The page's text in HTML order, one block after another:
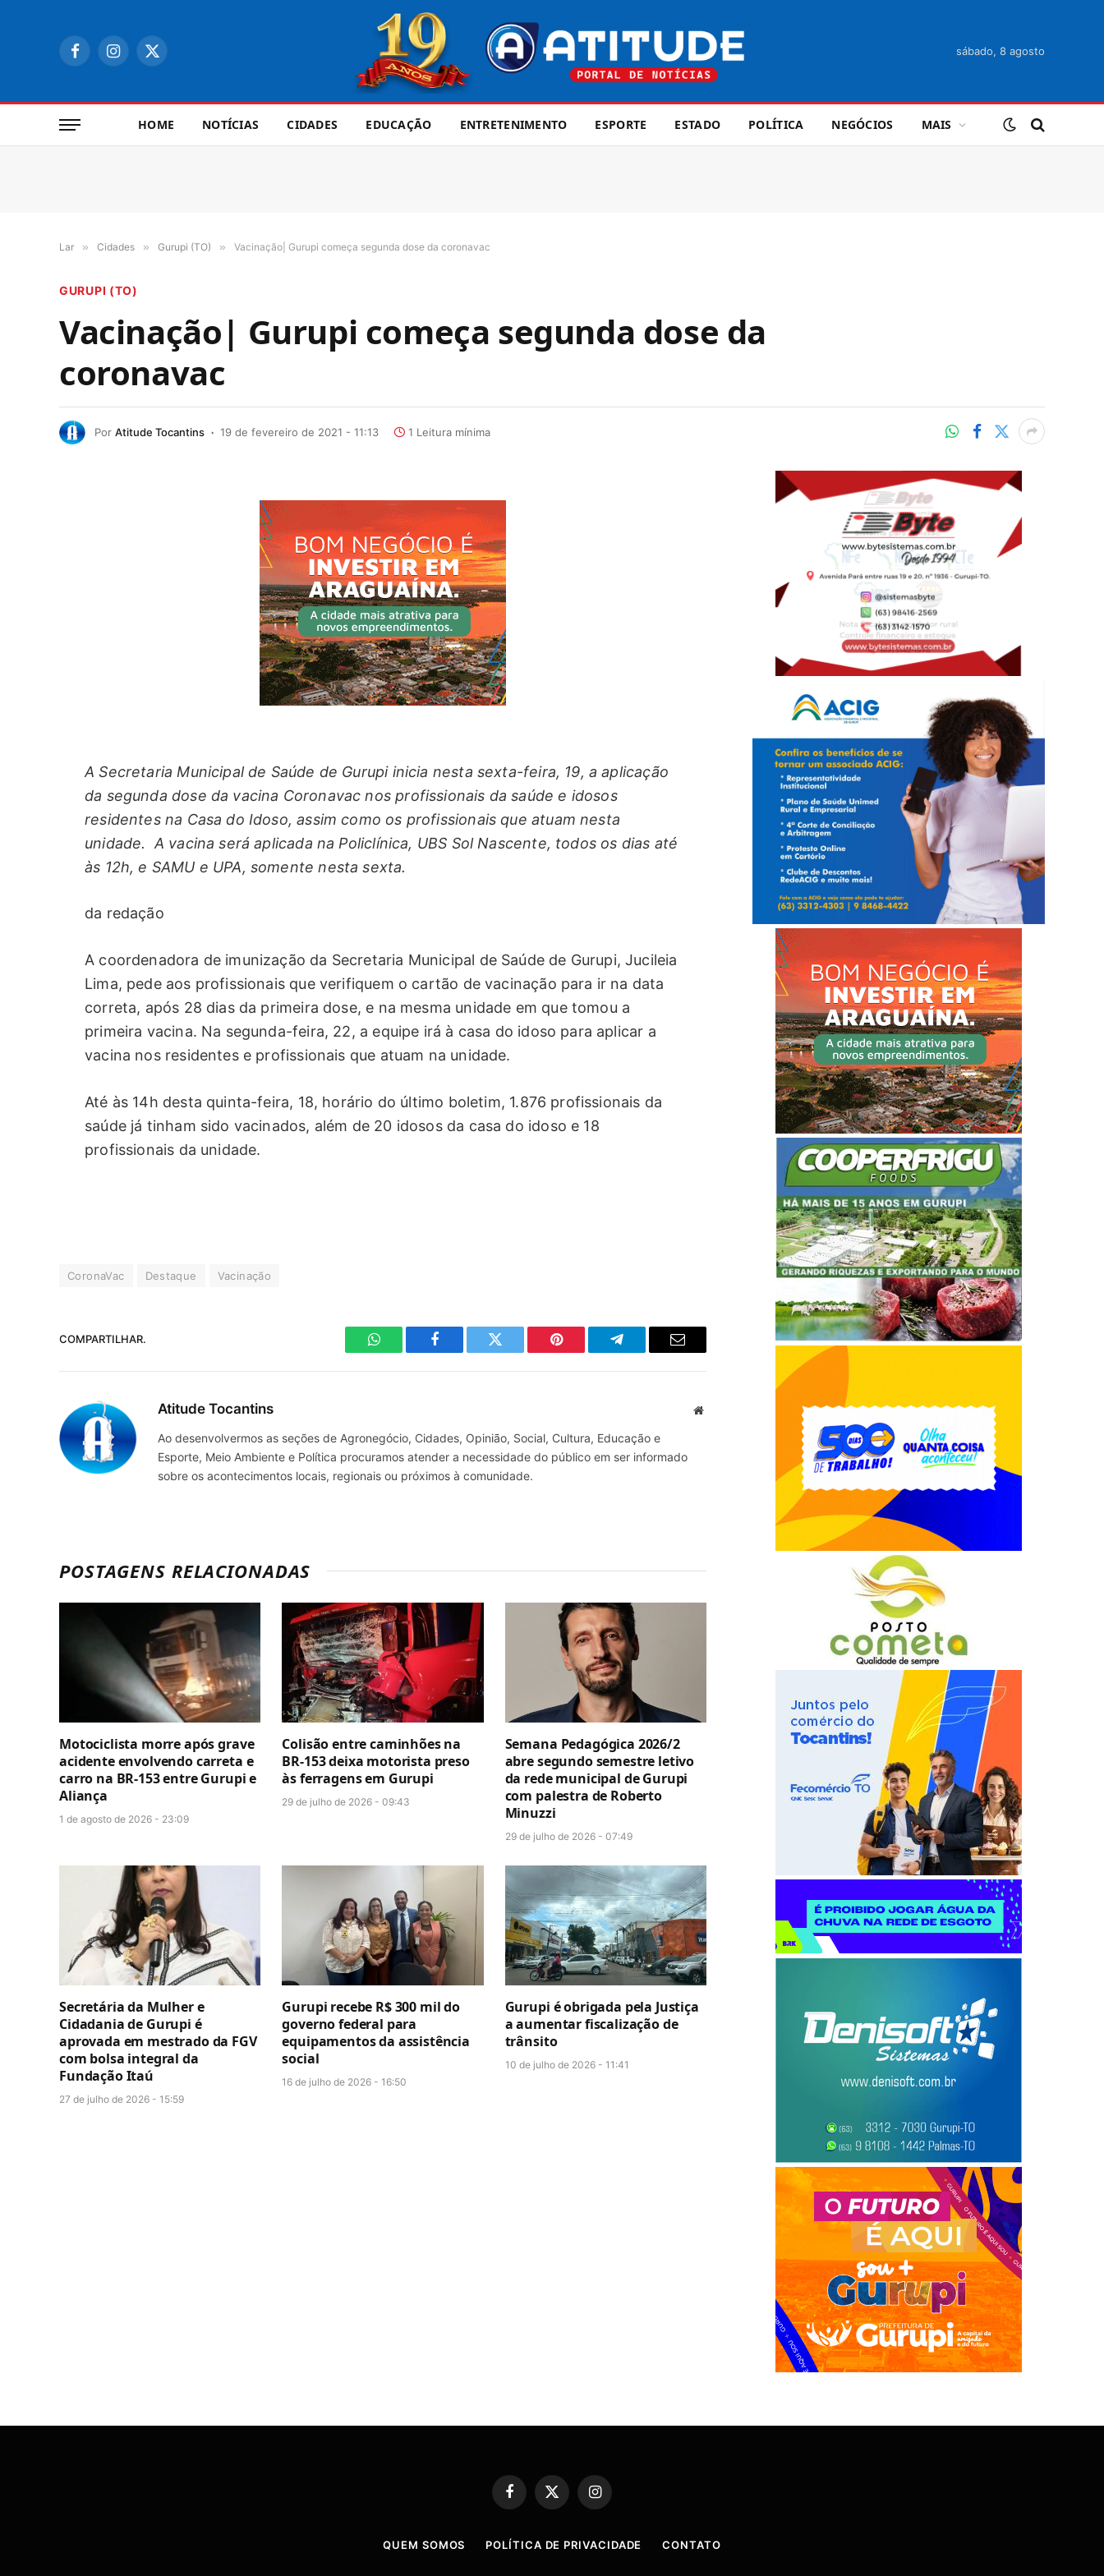
FacebookInstagram
X
sábado, 8 agosto
HOME NOTÍCIAS CIDADES EDUCAÇÃO ENTRETENIMENTO ESPORTE ESTADO POLÍTICA NEGÓCIOS MAIS
Lar » Cidades » Gurupi (TO) » Vacinação| Gurupi começa segunda dose da coronavac
GURUPI (TO)
Vacinação| Gurupi começa segunda dose da
coronavac
Por Atitude Tocantins 19 de fevereiro de 2021 - 11:13 1 Leitura mínima
A Secretaria Municipal de Saúde de Gurupi inicia nesta sexta-feira, 19, a aplicação
da segunda dose da vacina Coronavac nos profissionais da saúde e idosos
residentes na Casa do Idoso, assim como os profissionais que atuam nesta
unidade. A vacina será aplicada na Policlínica, UBS Sol Nascente, todos os dias até
às 12h, e SAMU e UPA, somente nesta sexta.
da redação
A coordenadora de imunização da Secretaria Municipal de Saúde de Gurupi, Jucileia
Lima, pede aos profissionais que verifiquem o cartão de vacinação para ir na data
correta, após 28 dias da primeira dose, e na mesma unidade em que tomou a
primeira vacina. Na segunda-feira, 22, a equipe irá à casa do idoso para aplicar a
vacina nos residentes e profissionais que atuam na unidade.
Até às 14h desta quinta-feira, 18, horário do último boletim, 1.876 profissionais da
saúde já tinham sido vacinados, além de 20 idosos da casa do idoso e 18
profissionais da unidade.
CoronaVac Destaque Vacinação
COMPARTILHAR.
WhatsAppFacebook Twitter Pinterest TelegramaE-
Atitude Tocantins Site
Ao desenvolvermos as seções de Agronegócio, Cidades, Opinião, Social, Cultura, Educação e
Esporte, Meio Ambiente e Política procuramos atender a necessidade do público em ser informado
sobre os acontecimentos locais, regionais ou próximos à comunidade.
POSTAGENS RELACIONADAS
Motociclista morre após grave
acidente envolvendo carreta e
carro na BR-153 entre Gurupi e
Aliança
1 de agosto de 2026 - 23:09
Colisão entre caminhões na
BR-153 deixa motorista preso
às ferragens em Gurupi
29 de julho de 2026 - 09:43
Semana Pedagógica 2026/2
abre segundo semestre letivo
da rede municipal de Gurupi
com palestra de Roberto
Minuzzi
29 de julho de 2026 - 07:49
Secretária da Mulher e
Cidadania de Gurupi é
aprovada em mestrado da FGV
com bolsa integral da
Fundação Itaú
27 de julho de 2026 - 15:59
Gurupi recebe R$ 300 mil do
governo federal para
equipamentos da assistência
social
16 de julho de 2026 - 16:50
Gurupi é obrigada pela Justiça
a aumentar fiscalização de
trânsito
10 de julho de 2026 - 11:41
Facebook
X
(Twitter)
Instagram
QUEM SOMOS POLÍTICA DE PRIVACIDADE CONTATO